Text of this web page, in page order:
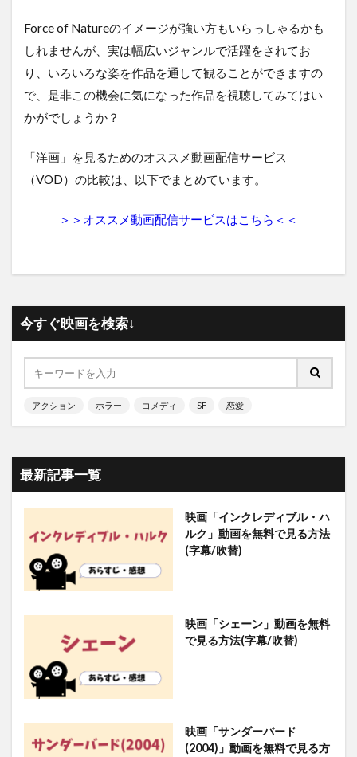
Force of Natureのイメージが強い方もいらっしゃるかも
しれませんが、実は幅広いジャンルで活躍をされてお
り、いろいろな姿を作品を通して観ることができますの
で、是非この機会に気になった作品を視聴してみてはい
かがでしょうか？
「洋画」を見るためのオススメ動画配信サービス
（VOD）の比較は、以下でまとめています。
＞＞オススメ動画配信サービスはこちら＜＜
今すぐ映画を検索↓
アクション ホラー コメディ SF 恋愛
最新記事一覧
映画「インクレディブル・ハ
ルク」動画を無料で見る方法
(字幕/吹替)
映画「シェーン」動画を無料
で見る方法(字幕/吹替)
映画「サンダーバード
(2004)」動画を無料で見る方